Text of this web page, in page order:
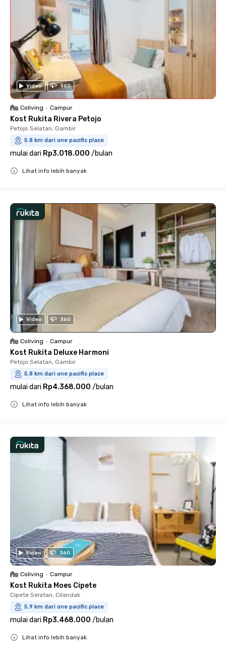
Video 360
Coliving • Campur
Kost Rukita Rivera Petojo
Petojo Selatan, Gambir
5.8 km dari one pacific place
mulai dari Rp3.018.000 /bulan
Lihat info lebih banyak
Video 360
Coliving • Campur
Kost Rukita Deluxe Harmoni
Petojo Selatan, Gambir
5.8 km dari one pacific place
mulai dari Rp4.368.000 /bulan
Lihat info lebih banyak
Video 360
Coliving • Campur
Kost Rukita Moes Cipete
Cipete Selatan, Cilandak
5.9 km dari one pacific place
mulai dari Rp3.468.000 /bulan
Lihat info lebih banyak